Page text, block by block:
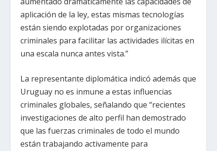
aplicación de la ley, estas mismas tecnologías
están siendo explotadas por organizaciones
criminales para facilitar las actividades ilícitas en
una escala nunca antes vista.”
La representante diplomática indicó además que
Uruguay no es inmune a estas influencias
criminales globales, señalando que “recientes
investigaciones de alto perfil han demostrado
que las fuerzas criminales de todo el mundo
están trabajando activamente para